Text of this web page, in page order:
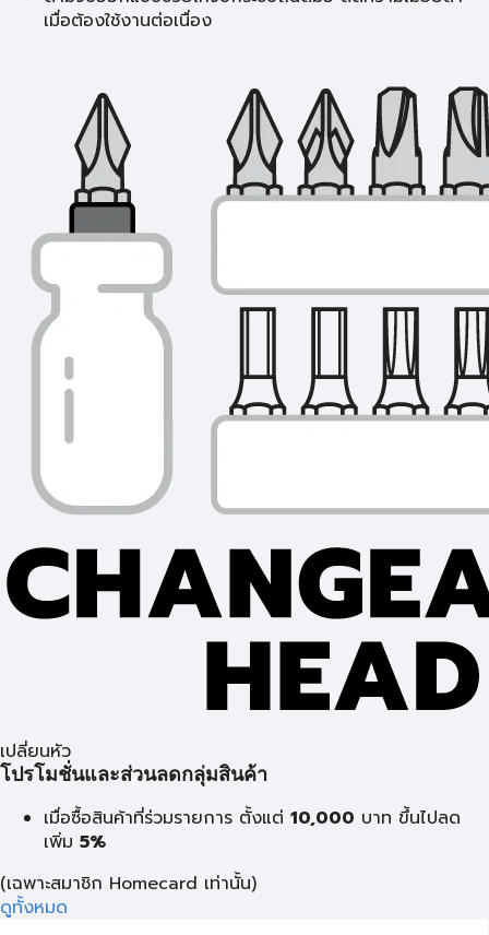
เมื่อต้องใช้งานต่อเนื่อง
เปลี่ยนหัว
โปรโมชั่นและส่วนลดกลุ่มสินค้า
เมื่อซื้อสินค้าที่ร่วมรายการ ตั้งแต่ 10,000 บาท ขึ้นไปลด
เพิ่ม 5%
(เฉพาะสมาชิก Homecard เท่านั้น)
ดูทั้งหมด